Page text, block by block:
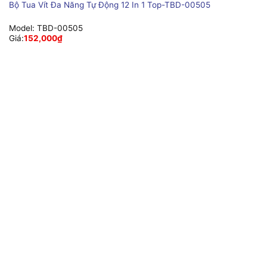
Bộ Tua Vít Đa Năng Tự Động 12 In 1 Top-TBD-00505
Model: TBD-00505
Giá:152,000₫